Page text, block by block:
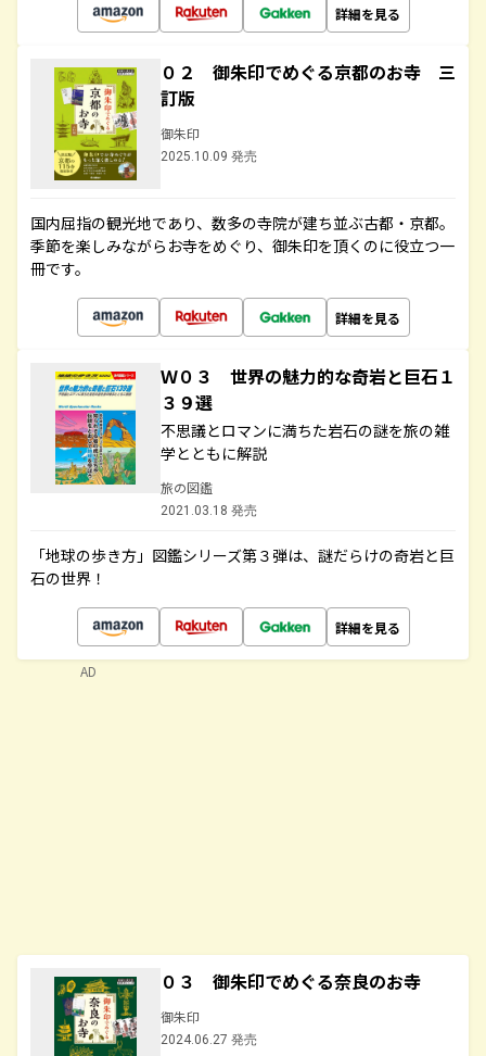
詳細を見る
０２ 御朱印でめぐる京都のお寺 三
訂版
御朱印
2025.10.09 発売
国内屈指の観光地であり、数多の寺院が建ち並ぶ古都・京都。
季節を楽しみながらお寺をめぐり、御朱印を頂くのに役立つ一
冊です。
詳細を見る
Ｗ０３ 世界の魅力的な奇岩と巨石１
３９選
不思議とロマンに満ちた岩石の謎を旅の雑
学とともに解説
旅の図鑑
2021.03.18 発売
「地球の歩き方」図鑑シリーズ第３弾は、謎だらけの奇岩と巨
石の世界！
詳細を見る
０３ 御朱印でめぐる奈良のお寺
御朱印
2024.06.27 発売
AD